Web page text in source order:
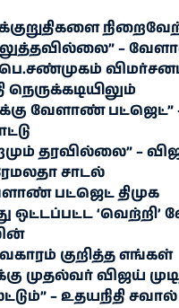
–
நெருக்கடியிலும்
வேளாண் பட்ஜெட்”
தரவில்லை” –
சாடல்
பட்ஜெட் திமுக
ஒட்டப்பட்ட ‘வெற்றி’
குறித்த எங்கள்
முதல்வர் விஜய்
– உதயநிதி சவால்